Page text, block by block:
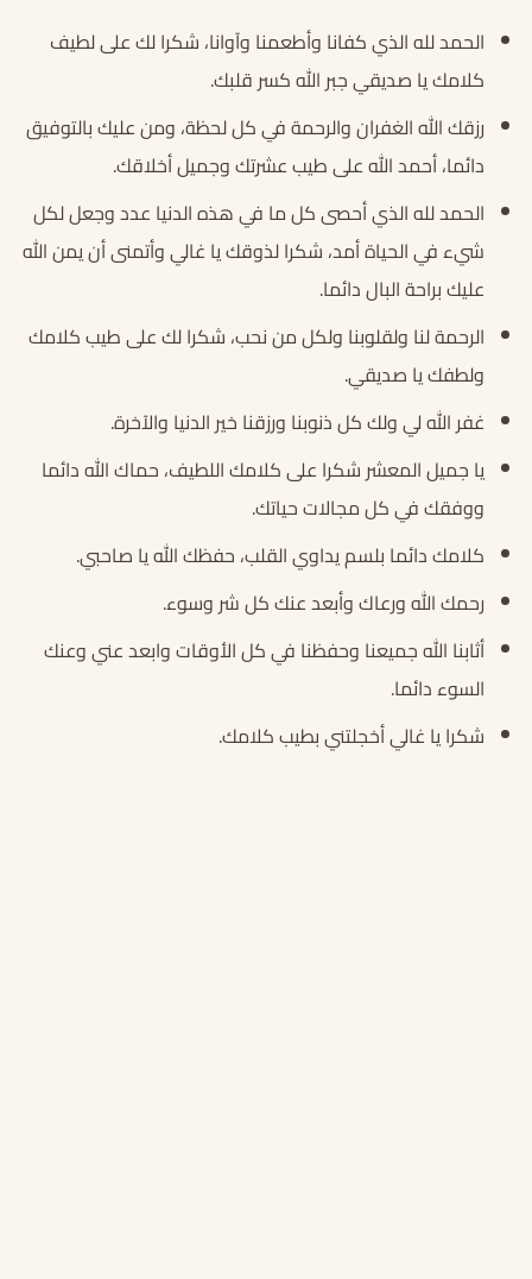
الحمد لله الذي كفانا وأطعمنا وآوانا، شكرا لك على لطيف
كلامك يا صديقي جبر الله كسر قلبك.
رزقك الله الغفران والرحمة في كل لحظة، ومن عليك بالتوفيق
دائما، أحمد الله على طيب عشرتك وجميل أخلاقك.
الحمد لله الذي أحصى كل ما في هذه الدنيا عدد وجعل لكل
شيء في الحياة أمد، شكرا لذوقك يا غالي وأتمنى أن يمن الله
عليك براحة البال دائما.
الرحمة لنا ولقلوبنا ولكل من نحب، شكرا لك على طيب كلامك
ولطفك يا صديقي.
غفر الله لي ولك كل ذنوبنا ورزقنا خير الدنيا والآخرة.
يا جميل المعشر شكرا على كلامك اللطيف، حماك الله دائما
ووفقك في كل مجالات حياتك.
كلامك دائما بلسم يداوي القلب، حفظك الله يا صاحبي.
رحمك الله ورعاك وأبعد عنك كل شر وسوء.
أثابنا الله جميعنا وحفظنا في كل الأوقات وابعد عني وعنك
السوء دائما.
شكرا يا غالي أخجلتني بطيب كلامك.